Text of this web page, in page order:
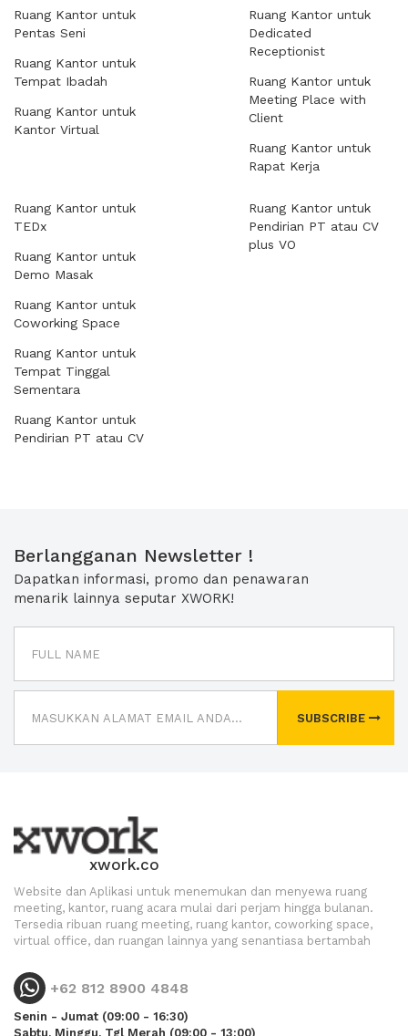
Ruang Kantor untuk
Pentas Seni
Ruang Kantor untuk
Tempat Ibadah
Ruang Kantor untuk
Kantor Virtual
Ruang Kantor untuk
Dedicated
Receptionist
Ruang Kantor untuk
Meeting Place with
Client
Ruang Kantor untuk
Rapat Kerja
Ruang Kantor untuk
TEDx
Ruang Kantor untuk
Demo Masak
Ruang Kantor untuk
Coworking Space
Ruang Kantor untuk
Tempat Tinggal
Sementara
Ruang Kantor untuk
Pendirian PT atau CV
Ruang Kantor untuk
Pendirian PT atau CV
plus VO
Berlangganan Newsletter !
Dapatkan informasi, promo dan penawaran
menarik lainnya seputar XWORK!
SUBSCRIBE
xwork.co
Website dan Aplikasi untuk menemukan dan menyewa ruang
meeting, kantor, ruang acara mulai dari perjam hingga bulanan.
Tersedia ribuan ruang meeting, ruang kantor, coworking space,
virtual office, dan ruangan lainnya yang senantiasa bertambah
+62 812 8900 4848
Senin - Jumat (09:00 - 16:30)
Sabtu, Minggu, Tgl Merah (09:00 - 13:00)